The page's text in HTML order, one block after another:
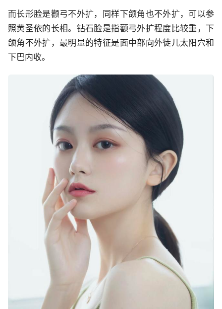
而长形脸是颧弓不外扩，同样下颌角也不外扩，可以参
照黄圣依的长相。钻石脸是指颧弓外扩程度比较重，下
颌角不外扩，最明显的特征是面中部向外徒儿太阳穴和
下巴内收。